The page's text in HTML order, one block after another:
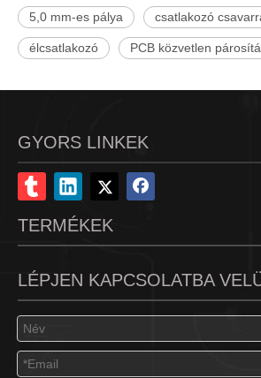
5,0 mm-es pálya csatlakozó
élcsatlakozó PCB közvetlen
GYORS LINKEK
TERMÉKEK
LÉPJEN KAPCSOLATBA